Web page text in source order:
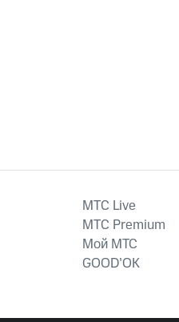
MTС Live
MTС Premium
Мой МТС
GOOD’OK